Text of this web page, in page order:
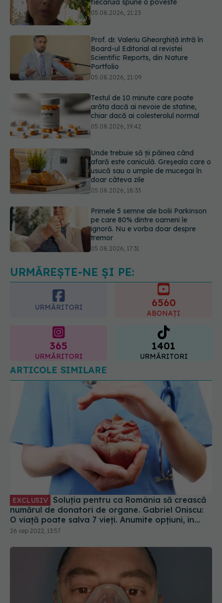
Prof. dr. Valeriu Gheorghiță intră în
Board-ul Editorial al revistei
05.08.2026, 21:09
Testul de 10 minute care poate
chiar dacă ai colesterolul normal
Unde trebuie să ții pâinea când
afară este caniculă. Greșeala care o
05.08.2026, 18:33
Primele 5 semne ale bolii Parkinson
ignoră. Nu e vorba doar despre
05.08.2026, 17:31
Gabriela Cristea, manifest pentru
fiecăruia spune o poveste
URMĂREȘTE-NE ȘI PE:
URMĂRITORI 6560
ABONAȚI
365
URMĂRITORI
1401
URMĂRITORI
ARTICOLE SIMILARE
EXCLUSIV
numărul de donatori de organe. Gabriel Oniscu:
O viață poate salva 7 vieți. Anumite opțiuni, în
România, nu sunt dezvoltate deloc
26 sep 2022, 13:57